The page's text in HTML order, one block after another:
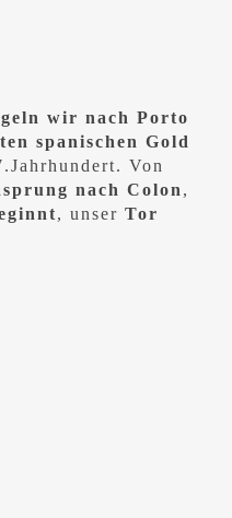
wir nach Porto
spanischen Gold
Von
nach Colon,
, unser Tor